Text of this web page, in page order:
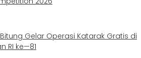
Bitung Gelar Operasi Katarak Gratis di
RI ke—81